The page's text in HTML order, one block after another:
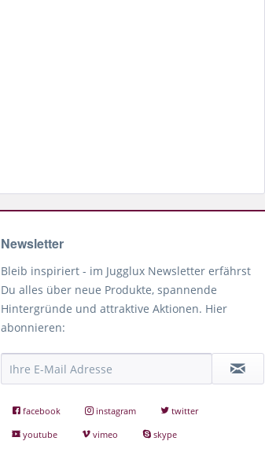
Newsletter
Bleib inspiriert - im Jugglux Newsletter erfährst
Du alles über neue Produkte, spannende
Hintergründe und attraktive Aktionen. Hier
abonnieren:
facebook instagram
twitter
youtube
vimeo skype